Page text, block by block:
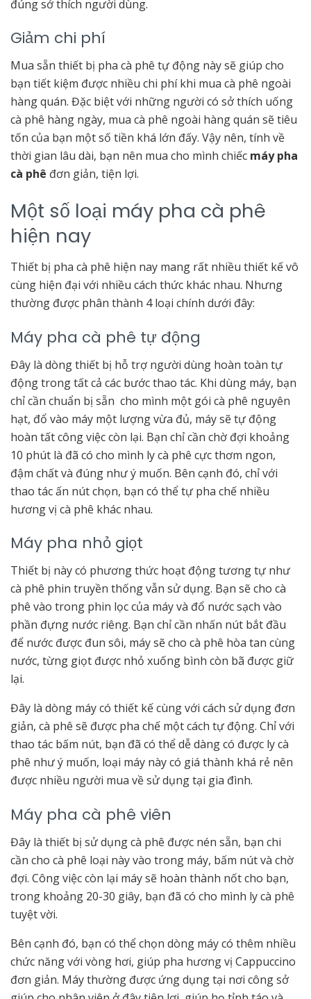
đúng sở thích người dùng.
Giảm chi phí
Mua sẵn thiết bị pha cà phê tự động này sẽ giúp cho
bạn tiết kiệm được nhiều chi phí khi mua cà phê ngoài
hàng quán. Đặc biệt với những người có sở thích uống
cà phê hàng ngày, mua cà phê ngoài hàng quán sẽ tiêu
tốn của bạn một số tiền khá lớn đấy. Vậy nên, tính về
thời gian lâu dài, bạn nên mua cho mình chiếc máy pha
cà phê đơn giản, tiện lợi.
Một số loại máy pha cà phê
hiện nay
Thiết bị pha cà phê hiện nay mang rất nhiều thiết kế vô
cùng hiện đại với nhiều cách thức khác nhau. Nhưng
thường được phân thành 4 loại chính dưới đây:
Máy pha cà phê tự động
Đây là dòng thiết bị hỗ trợ người dùng hoàn toàn tự
động trong tất cả các bước thao tác. Khi dùng máy, bạn
chỉ cần chuẩn bị sẵn cho mình một gói cà phê nguyên
hạt, đổ vào máy một lượng vừa đủ, máy sẽ tự động
hoàn tất công việc còn lại. Bạn chỉ cần chờ đợi khoảng
10 phút là đã có cho mình ly cà phê cực thơm ngon,
đậm chất và đúng như ý muốn. Bên cạnh đó, chỉ với
thao tác ấn nút chọn, bạn có thể tự pha chế nhiều
hương vị cà phê khác nhau.
Máy pha nhỏ giọt
Thiết bị này có phương thức hoạt động tương tự như
cà phê phin truyền thống vẫn sử dụng. Bạn sẽ cho cà
phê vào trong phin lọc của máy và đổ nước sạch vào
phần đựng nước riêng. Bạn chỉ cần nhấn nút bắt đầu
để nước được đun sôi, máy sẽ cho cà phê hòa tan cùng
nước, từng giọt được nhỏ xuống bình còn bã được giữ
lại.
Đây là dòng máy có thiết kế cùng với cách sử dụng đơn
giản, cà phê sẽ được pha chế một cách tự động. Chỉ với
thao tác bấm nút, bạn đã có thể dễ dàng có được ly cà
phê như ý muốn, loại máy này có giá thành khá rẻ nên
được nhiều người mua về sử dụng tại gia đình.
Máy pha cà phê viên
Đây là thiết bị sử dụng cà phê được nén sẵn, bạn chi
cần cho cà phê loại này vào trong máy, bấm nút và chờ
đợi. Công việc còn lại máy sẽ hoàn thành nốt cho bạn,
trong khoảng 20-30 giây, bạn đã có cho mình ly cà phê
tuyệt vời.
Bên cạnh đó, bạn có thể chọn dòng máy có thêm nhiều
chức năng với vòng hơi, giúp pha hương vị Cappuccino
đơn giản. Máy thường được ứng dụng tại nơi công sở